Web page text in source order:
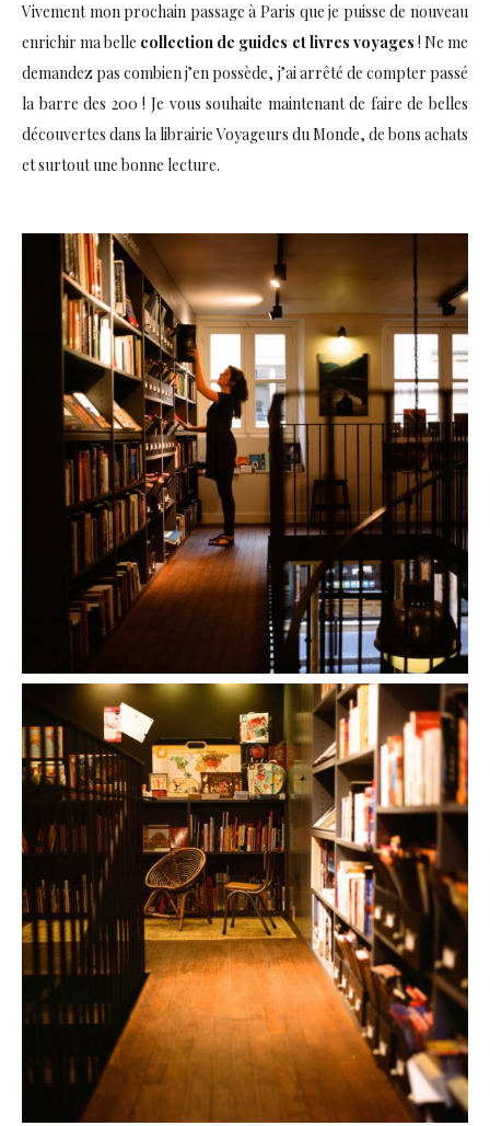
Vivement mon prochain passage à Paris que je puisse de nouveau
enrichir ma belle collection de guides et livres voyages ! Ne me
demandez pas combien j’en possède, j’ai arrêté de compter passé
la barre des 200 ! Je vous souhaite maintenant de faire de belles
découvertes dans la librairie Voyageurs du Monde, de bons achats
et surtout une bonne lecture.